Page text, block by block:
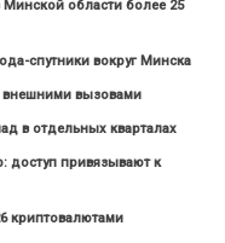
области более 25
спутники вокруг Минска
внешними вызовами
в отдельных кварталах
доступ привязывают к
криптовалютами